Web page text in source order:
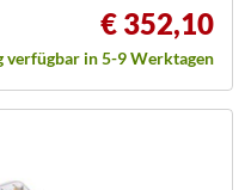
€ 352,10
verfügbar in 5-9 Werktagen